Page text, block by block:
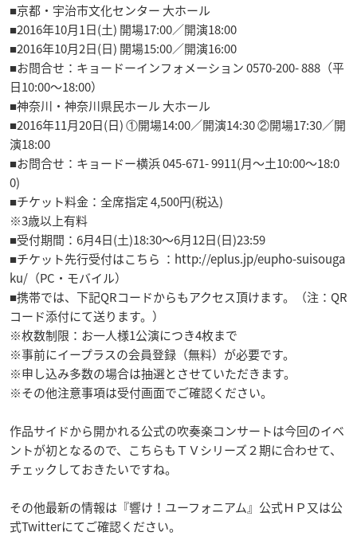
■京都・宇治市文化センター 大ホール
■2016年10月1日(土) 開場17:00／開演18:00
■2016年10月2日(日) 開場15:00／開演16:00
■お問合せ：キョードーインフォメーション 0570-200- 888（平
日10:00〜18:00）
■神奈川・神奈川県民ホール 大ホール
■2016年11月20日(日) ①開場14:00／開演14:30 ②開場17:30／開
演18:00
■お問合せ：キョードー横浜 045-671- 9911(月〜土10:00〜18:0
0)
■チケット料金：全席指定 4,500円(税込)
※3歳以上有料
■受付期間：6月4日(土)18:30～6月12日(日)23:59
■チケット先行受付はこちら ：http://eplus.jp/eupho-suisouga
ku/（PC・モバイル）
■携帯では、下記QRコードからもアクセス頂けます。（注：QR
コード添付にて送ります。）
※枚数制限：お一人様1公演につき4枚まで
※事前にイープラスの会員登録（無料）が必要です。
※申し込み多数の場合は抽選とさせていただきます。
※その他注意事項は受付画面でご確認ください。
作品サイドから開かれる公式の吹奏楽コンサートは今回のイベ
ントが初となるので、こちらもＴＶシリーズ２期に合わせて、
チェックしておきたいですね。
その他最新の情報は『響け！ユーフォニアム』公式ＨＰ又は公
式Twitterにてご確認ください。